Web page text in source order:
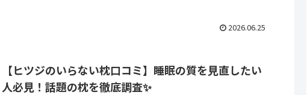
2026.06.25
【ヒツジのいらない枕口コミ】睡眠の質を見直したい
人必見！話題の枕を徹底調査✨